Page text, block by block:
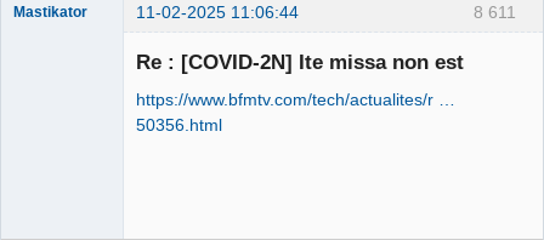
8 611
Mastikator 11-02-2025 11:06:44
Re : [COVID-2N] Ite missa non est
https://www.bfmtv.com/tech/actualites/r …
50356.html